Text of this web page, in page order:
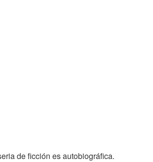
de ficción es autobiográfica.